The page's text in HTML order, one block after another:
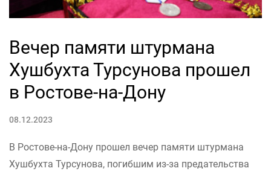
Вечер памяти штурмана
Хушбухта Турсунова прошел
в Ростове-на-Дону
08.12.2023
В Ростове-на-Дону прошел вечер памяти штурмана
Хушбухта Турсунова, погибшим из-за предательства